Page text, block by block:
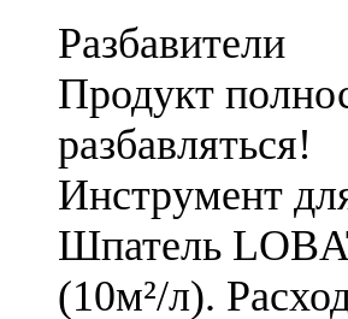
Разбавители
Продукт
разбавляться!
Инструмент
Шпатель
(10м²/л).